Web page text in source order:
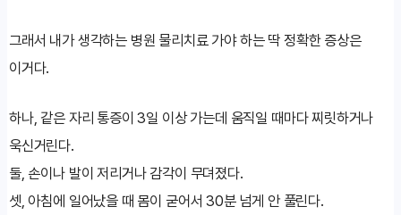
그래서 내가 생각하는 병원 물리치료 가야 하는 딱 정확한 증상은
이거다.
하나, 같은 자리 통증이 3일 이상 가는데 움직일 때마다 찌릿하거나
욱신거린다.
둘, 손이나 발이 저리거나 감각이 무뎌졌다.
셋, 아침에 일어났을 때 몸이 굳어서 30분 넘게 안 풀린다.